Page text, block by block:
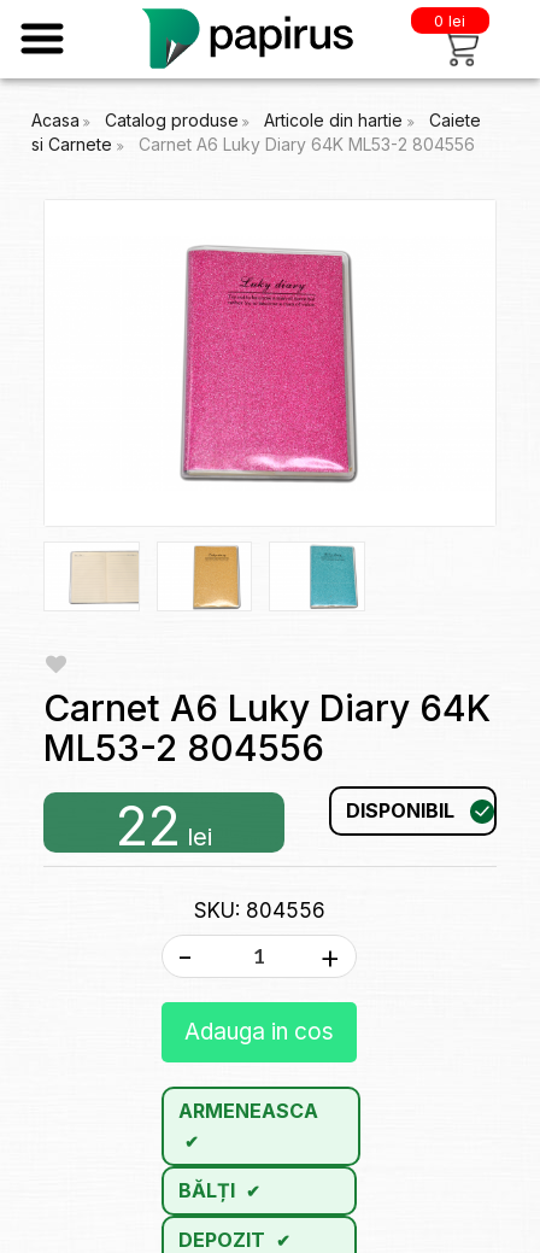
0 lei
Acasa Catalog produse Articole din hartie
Caiete
si Carnete
Carnet A6 Luky Diary 64K ML53-2 804556
Carnet A6 Luky Diary 64K
ML53-2 804556
22 lei
DISPONIBIL
SKU: 804556
- +
Adauga in cos
ARMENEASCA
BĂLȚI
DEPOZIT